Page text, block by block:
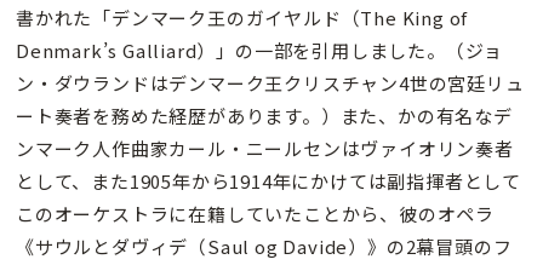
書かれた「デンマーク王のガイヤルド（The King of
Denmark’s Galliard）」の一部を引用しました。（ジョ
ン・ダウランドはデンマーク王クリスチャン4世の宮廷リュ
ート奏者を務めた経歴があります。）また、かの有名なデ
ンマーク人作曲家カール・ニールセンはヴァイオリン奏者
として、また1905年から1914年にかけては副指揮者として
このオーケストラに在籍していたことから、彼のオペラ
《サウルとダヴィデ（Saul og Davide）》の2幕冒頭のフ